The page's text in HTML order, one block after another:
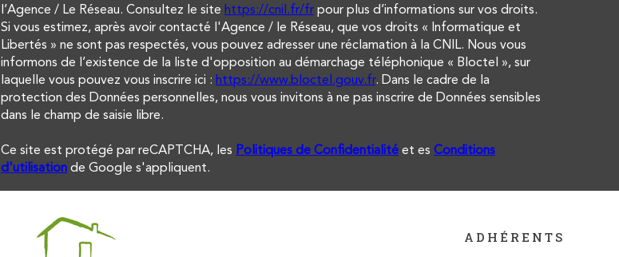
l’Agence / Le Réseau. Consultez le site https://cnil.fr/fr pour plus d’informations sur vos droits.
Si vous estimez, après avoir contacté l'Agence / le Réseau, que vos droits « Informatique et
Libertés » ne sont pas respectés, vous pouvez adresser une réclamation à la CNIL. Nous vous
informons de l’existence de la liste d'opposition au démarchage téléphonique « Bloctel », sur
laquelle vous pouvez vous inscrire ici : https://www.bloctel.gouv.fr. Dans le cadre de la
protection des Données personnelles, nous vous invitons à ne pas inscrire de Données sensibles
dans le champ de saisie libre.
Ce site est protégé par reCAPTCHA, les Politiques de Confidentialité et es Conditions
d'utilisation de Google s'appliquent.
ADHÉRENTS